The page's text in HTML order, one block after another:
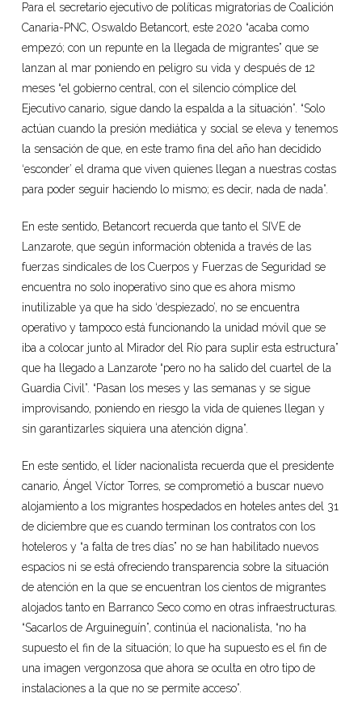
Para el secretario ejecutivo de políticas migratorias de Coalición
Canaria-PNC, Oswaldo Betancort, este 2020 “acaba como
empezó; con un repunte en la llegada de migrantes” que se
lanzan al mar poniendo en peligro su vida y después de 12
meses “el gobierno central, con el silencio cómplice del
Ejecutivo canario, sigue dando la espalda a la situación”. “Solo
actúan cuando la presión mediática y social se eleva y tenemos
la sensación de que, en este tramo fina del año han decidido
‘esconder’ el drama que viven quienes llegan a nuestras costas
para poder seguir haciendo lo mismo; es decir, nada de nada”.
En este sentido, Betancort recuerda que tanto el SIVE de
Lanzarote, que según información obtenida a través de las
fuerzas sindicales de los Cuerpos y Fuerzas de Seguridad se
encuentra no solo inoperativo sino que es ahora mismo
inutilizable ya que ha sido ‘despiezado’, no se encuentra
operativo y tampoco está funcionando la unidad móvil que se
iba a colocar junto al Mirador del Río para suplir esta estructura”
que ha llegado a Lanzarote “pero no ha salido del cuartel de la
Guardia Civil”. “Pasan los meses y las semanas y se sigue
improvisando, poniendo en riesgo la vida de quienes llegan y
sin garantizarles siquiera una atención digna”.
En este sentido, el líder nacionalista recuerda que el presidente
canario, Ángel Víctor Torres, se comprometió a buscar nuevo
alojamiento a los migrantes hospedados en hoteles antes del 31
de diciembre que es cuando terminan los contratos con los
hoteleros y “a falta de tres días” no se han habilitado nuevos
espacios ni se está ofreciendo transparencia sobre la situación
de atención en la que se encuentran los cientos de migrantes
alojados tanto en Barranco Seco como en otras infraestructuras.
“Sacarlos de Arguineguín”, continúa el nacionalista, “no ha
supuesto el fin de la situación; lo que ha supuesto es el fin de
una imagen vergonzosa que ahora se oculta en otro tipo de
instalaciones a la que no se permite acceso”.